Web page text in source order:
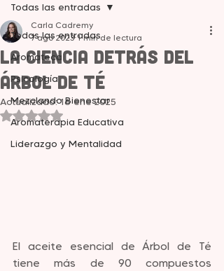
Todas las entradas
Aromateca
Psicología
Mezclando Bienestar
Aromaterapia Educativa
Liderazgo y Mentalidad
Todas las entradas
La Ciencia detrás del
Árbol de Té
Carla Cadremy
7 ago 2023 1 min de lectura
Actualizado:16 ene 2025
Obtuvo NaN de 5 estrellas.
El aceite esencial de Árbol de Té
tiene más de 90 compuestos